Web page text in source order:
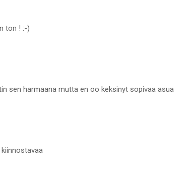
ton ! :-)
sen harmaana mutta en oo keksinyt sopivaa asua